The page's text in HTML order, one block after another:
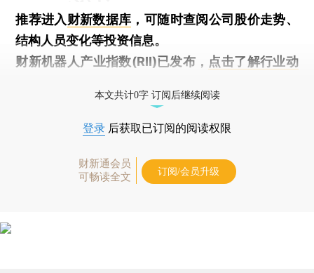
推荐进入财新数据库 ，可随时查阅公司股价走势、
结构人员变化等投资信息。
财新机器人产业指数(RII)已发布， 点击了解行业动
本文共计0字 订阅后继续阅读
登录 后获取已订阅的阅读权限
财新通会员
可畅读全文
订阅/会员升级